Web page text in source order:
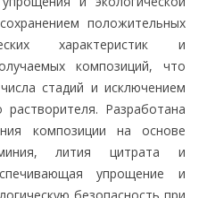
положительных
характеристик и
композиций, что
стадий и исключением
растворителя. Разработана
композиции на основе
лития цитрата и
упрощение и